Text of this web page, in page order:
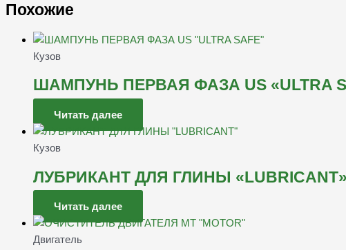
Похожие
Кузов
ШАМПУНЬ ПЕРВАЯ ФАЗА US «ULTRA
Читать далее
Кузов
ЛУБРИКАНТ ДЛЯ ГЛИНЫ «LUBRICANT»
Читать далее
Двигатель